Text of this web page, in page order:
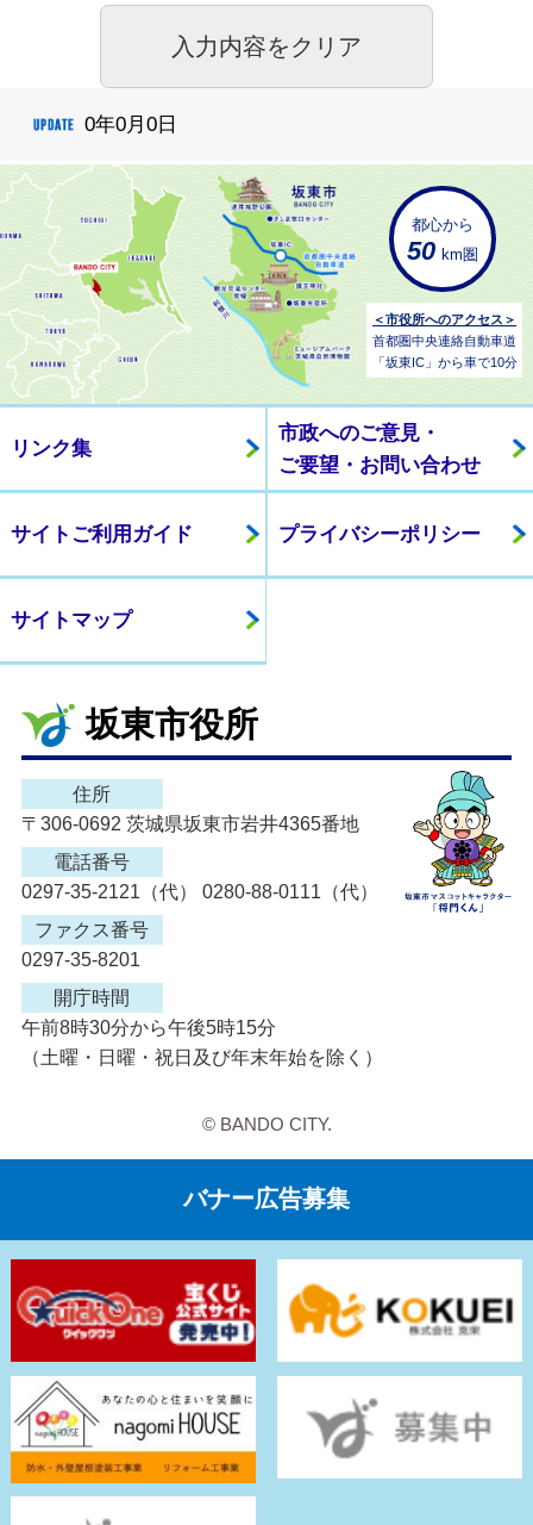
0年0月0日
都心から
50 km圏
＜市役所へのアクセス＞
首都圏中央連絡自動車道
「坂東IC」から車で10分
リンク集
市政へのご意見・
ご要望・お問い合わせ
サイトご利用ガイド プライバシーポリシー
サイトマップ
坂東市役所
住所
〒306-0692 茨城県坂東市岩井4365番地
電話番号
0297-35-2121（代） 0280-88-0111（代）
ファクス番号
0297-35-8201
開庁時間
午前8時30分から午後5時15分
（土曜・日曜・祝日及び年末年始を除く）
© BANDO CITY.
バナー広告募集